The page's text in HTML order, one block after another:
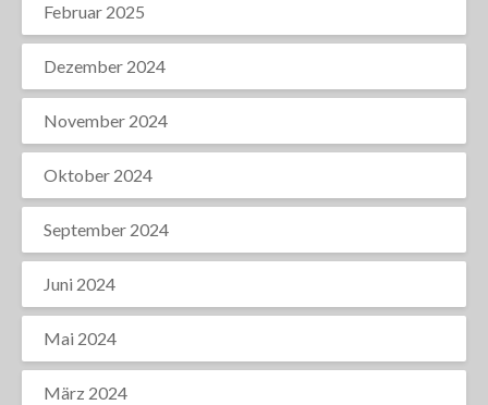
Februar 2025
Dezember 2024
November 2024
Oktober 2024
September 2024
Juni 2024
Mai 2024
März 2024